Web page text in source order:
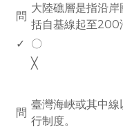
問
大陸礁層是指沿
括自基線起至200
✓
〇
╳
問
臺灣海峽或其中
行制度。